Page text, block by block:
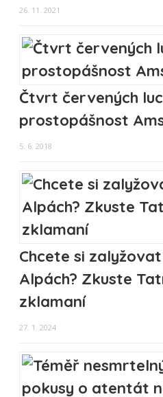
26. 11. 2021
Čtvrt červených
prostopášnost
5. 6. 2018
Chcete si
Alpách? Zkuste
zklamaní
27. 1. 2024